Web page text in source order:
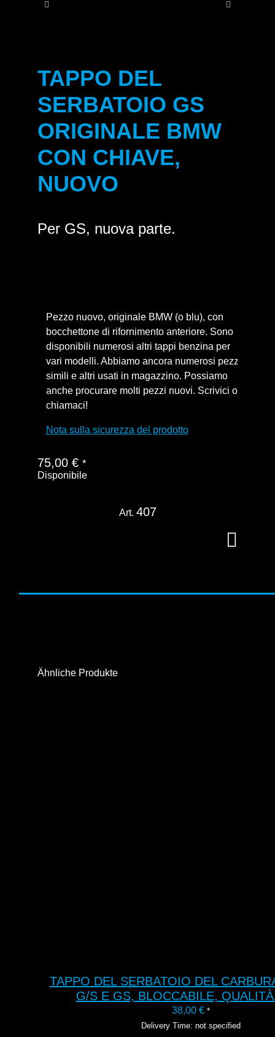
TAPPO DEL
SERBATOIO GS
ORIGINALE BMW
CON CHIAVE,
NUOVO
Per GS, nuova parte.
Pezzo nuovo, originale BMW (o blu), con
bocchettone di rifornimento anteriore. Sono
disponibili numerosi altri tappi benzina per
vari modelli. Abbiamo ancora numerosi pezzi
simili e altri usati in magazzino. Possiamo
anche procurare molti pezzi nuovi. Scrivici o
chiamaci!
Nota sulla sicurezza del prodotto
75,00 € *
Disponibile
Art. 407
Ähnliche Produkte
TAPPO DEL SERBATOIO DEL
G/S E GS, BLOCCABILE,
38,00 € *
Delivery Time: not specified